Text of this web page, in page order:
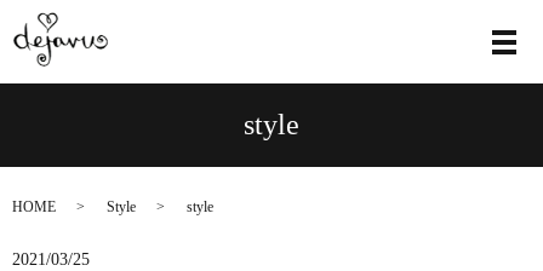
メ
style
HOME Style style
2021/03/25